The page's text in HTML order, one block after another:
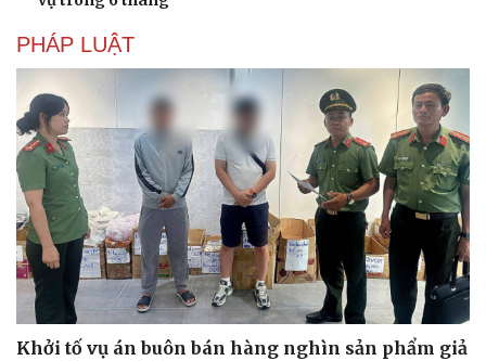
Văn hóa
Sân khấu - Điện ảnh
Văn học
Âm nhạc
Di sản
Giải trí
Thời trang
Sao Việt
PHÁP LUẬT
Khởi tố vụ án buôn bán hàng nghìn sản phẩm giả